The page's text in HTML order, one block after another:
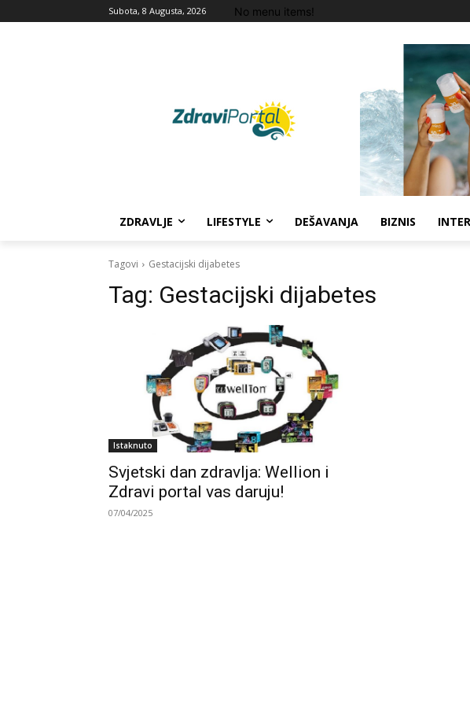
Subota, 8 Augusta, 2026 No menu items!
ZDRAVLJE LIFESTYLE DEŠAVANJA BIZNIS
Tagovi Gestacijski dijabetes
Tag: Gestacijski dijabetes
Istaknuto
Svjetski dan zdravlja: Wellion i
Zdravi portal vas daruju!
07/04/2025